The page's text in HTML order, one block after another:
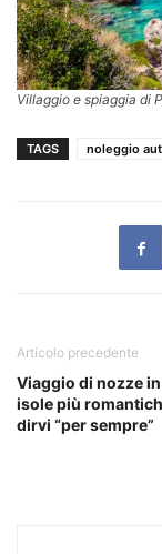
Villaggio e spiaggia di
TAGS noleggio
Articolo precedente
Viaggio di nozze
isole più
dirvi “per sempre”